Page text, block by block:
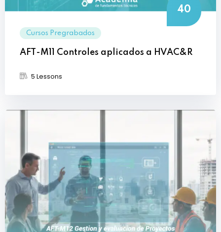
40
Cursos Pregrabados
AFT-M11 Controles aplicados a HVAC&R
5 Lessons